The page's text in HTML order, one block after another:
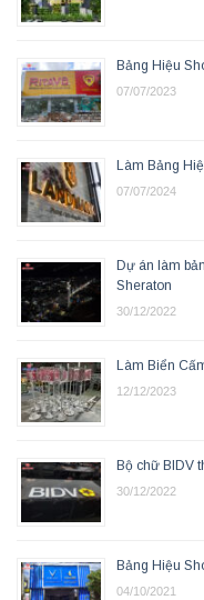
Bảng Hiệu
07/07/2023
Làm Bảng
07/07/2024
Dự án làm
Sheraton
30/12/2022
Làm Biển
12/12/2023
Bộ chữ BIDV
30/12/2022
Bảng Hiệu
04/10/2021